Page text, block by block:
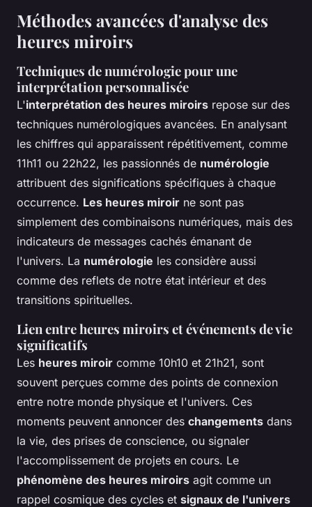
Méthodes avancées d'analyse des
heures miroirs
Techniques de numérologie pour une
interprétation personnalisée
L'interprétation des heures miroirs repose sur des
techniques numérologiques avancées. En analysant
les chiffres qui apparaissent répétitivement, comme
11h11 ou 22h22, les passionnés de numérologie
attribuent des significations spécifiques à chaque
occurrence. Les heures miroir ne sont pas
simplement des combinaisons numériques, mais des
indicateurs de messages cachés émanant de
l'univers. La numérologie les considère aussi
comme des reflets de notre état intérieur et des
transitions spirituelles.
Lien entre heures miroirs et événements de vie
significatifs
Les heures miroir comme 10h10 et 21h21, sont
souvent perçues comme des points de connexion
entre notre monde physique et l'univers. Ces
moments peuvent annoncer des changements dans
la vie, des prises de conscience, ou signaler
l'accomplissement de projets en cours. Le
phénomène des heures miroirs agit comme un
rappel cosmique des cycles et signaux de l'univers